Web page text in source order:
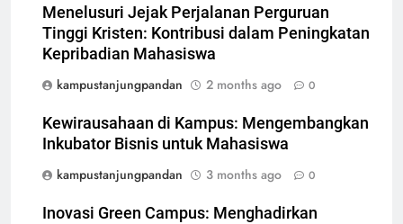
Menelusuri Jejak Perjalanan Perguruan
Tinggi Kristen: Kontribusi dalam Peningkatan
Kepribadian Mahasiswa
kampustanjungpandan
2 months ago 0
Kewirausahaan di Kampus: Mengembangkan
Inkubator Bisnis untuk Mahasiswa
kampustanjungpandan
3 months ago 0
Inovasi Green Campus: Menghadirkan